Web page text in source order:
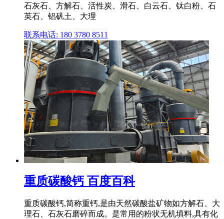
石灰石、方解石、活性炭、滑石、白云石、钛白粉、石
英石、铝矾土、大理
联系电话: 180 3780 8511
重质碳酸钙 百度百科
重质碳酸钙,简称重钙,是由天然碳酸盐矿物如方解石、大
理石、石灰石磨碎而成。是常用的粉状无机填料,具有化